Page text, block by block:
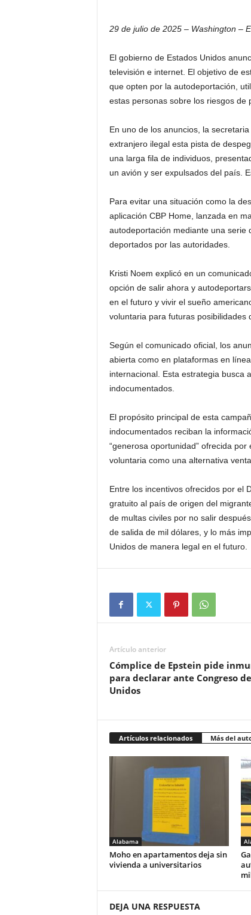
29 de julio de 2025 – Washington –
El gobierno de Estados Unidos
televisión e internet. El objetivo de
que opten por la autodeportación,
estas personas sobre los riesgos de
En uno de los anuncios, la
extranjero ilegal esta pista de
una larga fila de individuos,
un avión y ser expulsados del país.
Para evitar una situación como la
aplicación CBP Home, lanzada en
autodeportación mediante una serie
deportados por las autoridades.
Kristi Noem explicó en un
opción de salir ahora y
en el futuro y vivir el sueño
voluntaria para futuras posibilidades
Según el comunicado oficial, los
abierta como en plataformas en
internacional. Esta estrategia busca
indocumentados.
El propósito principal de esta
indocumentados reciban la
“generosa oportunidad” ofrecida
voluntaria como una alternativa
Entre los incentivos ofrecidos por el
gratuito al país de origen del
de multas civiles por no salir
de salida de mil dólares, y lo más
Unidos de manera legal en el futuro.
Artículo anterior
Cómplice de Epstein pide
para declarar ante Congreso
Unidos
Artículos relacionados Más del
Alabama
Moho en apartamentos deja sin
vivienda a universitarios
DEJA UNA RESPUESTA